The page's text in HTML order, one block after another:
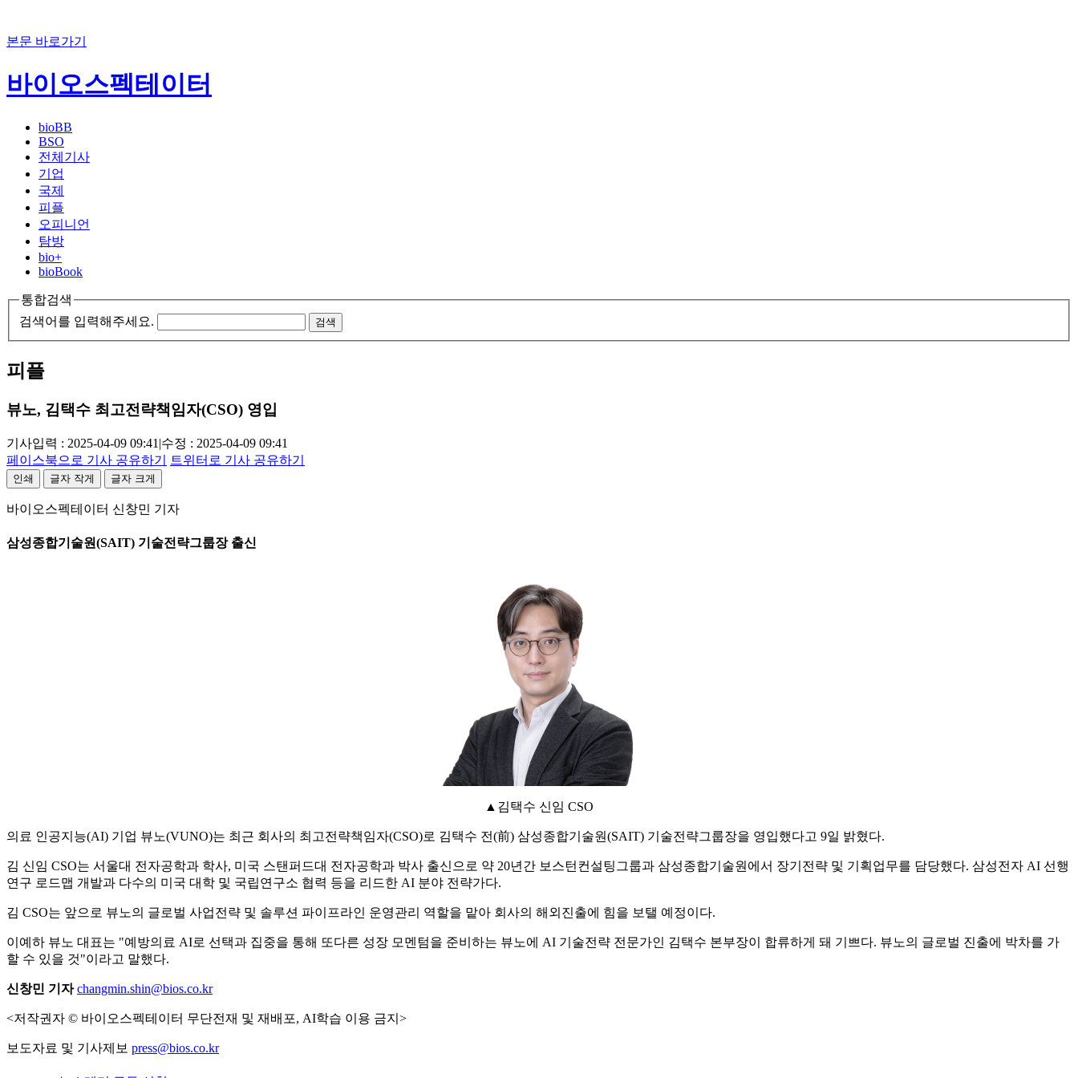
본문 바로가기
바이오스펙테이터
bioBB
BSO
전체기사
기업
국제
피플
오피니언
탐방
bio+
bioBook
통합검색
검색어를 입력해주세요.
검색
피플
뷰노, 김택수 최고전략책임자(CSO) 영입
기사입력 : 2025-04-09 09:41 |수정 : 2025-04-09 09:41
페이스북으로 기사 공유하기
트위터로 기사 공유하기
인쇄 글자 작게 글자 크게
바이오스펙테이터 신창민 기자
삼성종합기술원(SAIT) 기술전략그룹장 출신
▲김택수 신임 CSO
의료 인공지능(AI) 기업 뷰노(VUNO)는 최근 회사의 최고전략책임자(CSO)로 김택수 전(前) 삼성종합기술원(SAIT) 기술전략그룹장을 영입했다고 9일 밝혔다.
김 신임 CSO는 서울대 전자공학과 학사, 미국 스탠퍼드대 전자공학과 박사 출신으로 약 20년간 보스턴컨설팅그룹과 삼성종합기술원에서 장기전략 및 기획업무를 담당했다. 삼성전자 AI 선행
연구 로드맵 개발과 다수의 미국 대학 및 국립연구소 협력 등을 리드한 AI 분야 전략가다.
김 CSO는 앞으로 뷰노의 글로벌 사업전략 및 솔루션 파이프라인 운영관리 역할을 맡아 회사의 해외진출에 힘을 보탤 예정이다.
이예하 뷰노 대표는 "예방의료 AI로 선택과 집중을 통해 또다른 성장 모멘텀을 준비하는 뷰노에 AI 기술전략 전문가인 김택수 본부장이 합류하게 돼 기쁘다. 뷰노의 글로벌 진출에 박차를 가
할 수 있을 것"이라고 말했다.
신창민 기자 changmin.shin@bios.co.kr
<저작권자 © 바이오스펙테이터 무단전재 및 재배포, AI학습 이용 금지>
보도자료 및 기사제보 press@bios.co.kr